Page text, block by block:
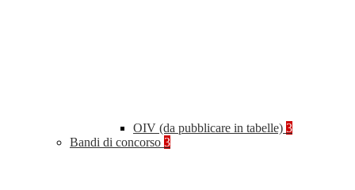
OIV (da pubblicare in tabelle) 3
Bandi di concorso 3